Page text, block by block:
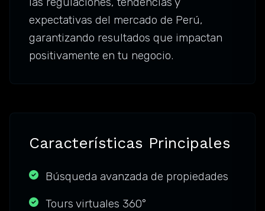
expectativas del mercado de Perú,
garantizando resultados que impactan
positivamente en tu negocio.
Características Principales
Búsqueda avanzada de propiedades
Tours virtuales 360°